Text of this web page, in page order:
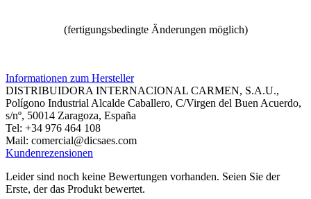
(fertigungsbedingte Änderungen möglich)
Informationen zum Hersteller
DISTRIBUIDORA INTERNACIONAL CARMEN, S.A.U.,
Polígono Industrial Alcalde Caballero, C/Virgen del Buen Acuerdo,
s/nº, 50014 Zaragoza, España
Tel: +34 976 464 108
Mail: comercial@dicsaes.com
Kundenrezensionen
Leider sind noch keine Bewertungen vorhanden. Seien Sie der
Erste, der das Produkt bewertet.